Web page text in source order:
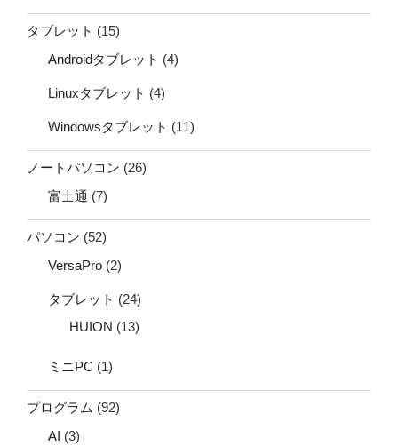
タブレット (15)
Androidタブレット (4)
Linuxタブレット (4)
Windowsタブレット (11)
ノートパソコン (26)
富士通 (7)
パソコン (52)
VersaPro (2)
タブレット (24)
HUION (13)
ミニPC (1)
プログラム (92)
AI (3)